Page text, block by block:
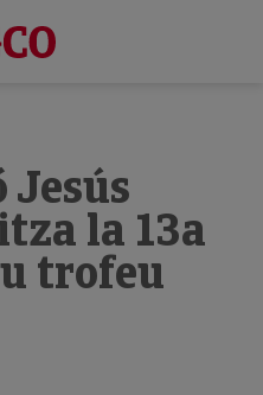
Jesús
la 13a
trofeu